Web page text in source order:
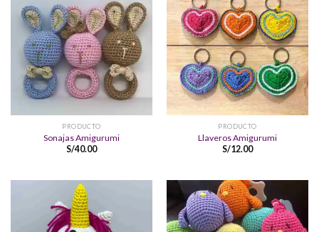
PRODUCTO
Sonajas Amigurumi
S/40.00
PRODUCTO
Llaveros Amigurumi
S/12.00